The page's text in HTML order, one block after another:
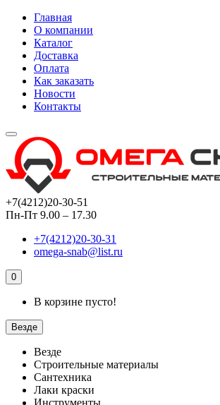
Главная
О компании
Каталог
Доставка
Оплата
Как заказать
Новости
Контакты
+7(4212)20-30-51
Пн-Пт 9.00 – 17.30
+7(4212)20-30-31
omega-snab@list.ru
0
В корзине пусто!
Везде
Везде
Строительные материалы
Сантехника
Лаки краски
Инструменты